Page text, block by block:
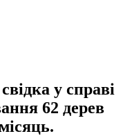
у справі
62 дерев